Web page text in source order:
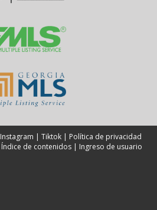
Instagram | Tiktok | Política de privacidad
Índice de contenidos| Ingreso de usuario